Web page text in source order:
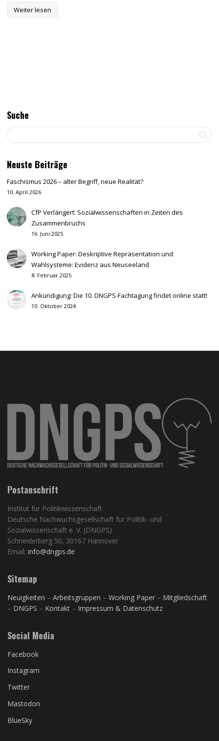
Weiter lesen
Suche
Neuste Beiträge
Faschismus 2026 – alter Begriff, neue Realität?
10. April 2026
CfP Verlängert: Sozialwissenschaften in Zeiten des
Zusammenbruchs
16. Juni 2025
Working Paper: Deskriptive Repräsentation und
Wahlsysteme: Evidenz aus Neuseeland
8. Februar 2025
Ankündigung: Die 10. DNGPS-Fachtagung findet online statt!
10. Oktober 2024
Postanschrift
Institut für Politikwissenschaft
Deutsche Nachwuchsgesellschaft für Politik- und
Sozialwissenschaft e. V. (DNGPS)
Schneiderberg 50, 30167 Hannover
Email: info@dngps.de
Sitemap
Neuigkeiten – Arbeitsgruppen – Working Paper – Mitgliedschaft
– DNGPS – Kontakt – Impressum & Datenschutz
Social Media
Facebook
Instagram
Twitter
Mastodon
BlueSky